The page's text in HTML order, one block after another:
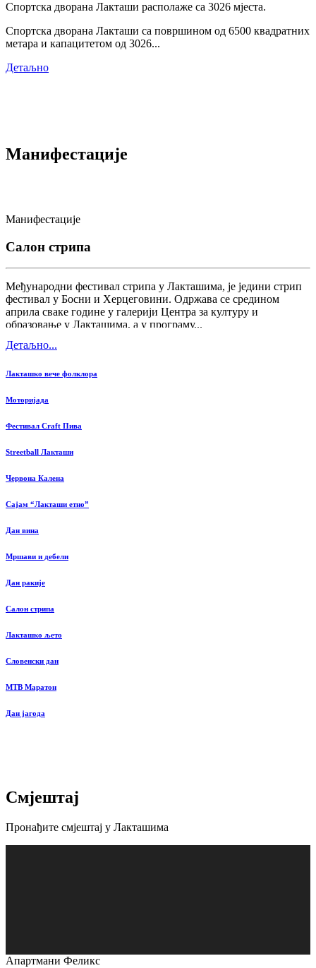
Спортска дворана Лакташи располаже са 3026 мјеста.
Спортска дворана Лакташи са површином од 6500 квадратних
метара и капацитетом од 3026...
Детаљно
Манифестације
Манифестације
Салон стрипа
Међународни фестивал стрипа у Лакташима, је једини стрип
фестивал у Босни и Херцеговини. Одржава се средином
априла сваке године у галерији Центра за културу и
образовање у Лакташима, а у програму...
Детаљно...
Лакташко вече фолклора
Моторијада
Фестивал Craft Пива
Streetball Лакташи
Червона Калена
Сајам “Лакташи етно”
Дан вина
Мршави и дебели
Дан ракије
Салон стрипа
Лакташко љето
Словенски дан
MTB Маратон
Дан јагода
Смјештај
Пронађите смјештај у Лакташима
Апартмани Феликс